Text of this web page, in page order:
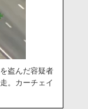
盗んだ容疑者
。カーチェイ